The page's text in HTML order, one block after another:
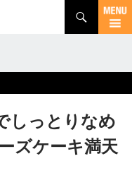
しっとりなめ
ズケーキ満天